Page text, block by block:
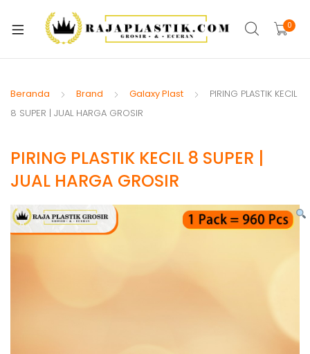
0
Beranda Brand Galaxy Plast
PIRING PLASTIK KECIL
8 SUPER | JUAL HARGA GROSIR
PIRING PLASTIK KECIL 8 SUPER |
JUAL HARGA GROSIR